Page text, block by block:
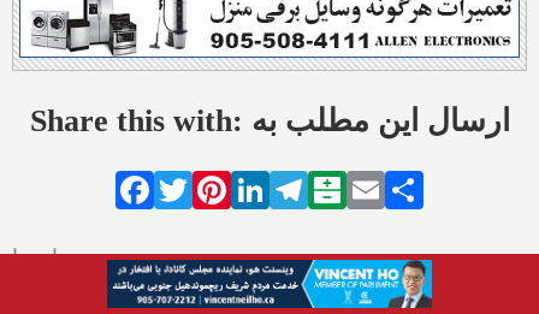
Share this with: ارسال این مطلب به
Facebook
TwitterPinterestLinkedIn
Telegram
Balatarin
Email
تازه‌ها